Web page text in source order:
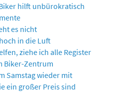
hilft unbürokratisch
es nicht
in die Luft
ziehe ich alle Register
Biker-Zentrum
Samstag wieder mit
ein großer Preis sind